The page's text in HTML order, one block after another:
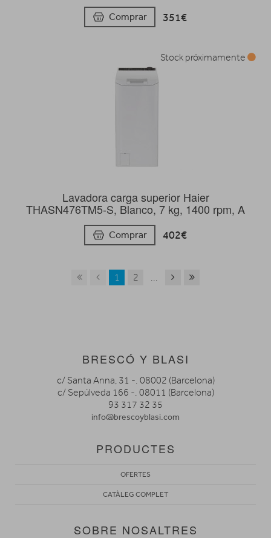
Comprar 351€
Lavadora carga superior Haier
THASN476TM5-S, Blanco, 7 kg, 1400 rpm, A
Comprar 402€
Stock próximamente
1 2
BRESCÓ Y BLASI
c/ Santa Anna, 31 -. 08002 (Barcelona)
c/ Sepúlveda 166 -. 08011 (Barcelona)
93 317 32 35
info@brescoyblasi.com
PRODUCTES
OFERTES
CATÀLEG COMPLET
SOBRE NOSALTRES